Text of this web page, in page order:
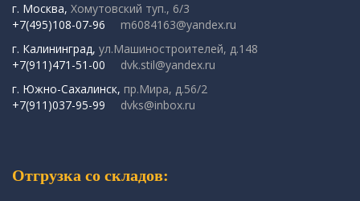
г. Москва, Хомутовский туп., 6/3
+7(495)108-07-96
m6084163@yandex.ru
г. Калининград, ул.Машиностроителей, д.148
+7(911)471-51-00
dvk.stil@yandex.ru
г. Южно-Сахалинск, пр.Мира, д.56/2
+7(911)037-95-99
dvks@inbox.ru
Отгрузка со складов: